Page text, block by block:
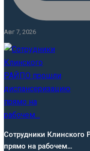
Авг 7, 2026
Сотрудники
прямо на рабочем…